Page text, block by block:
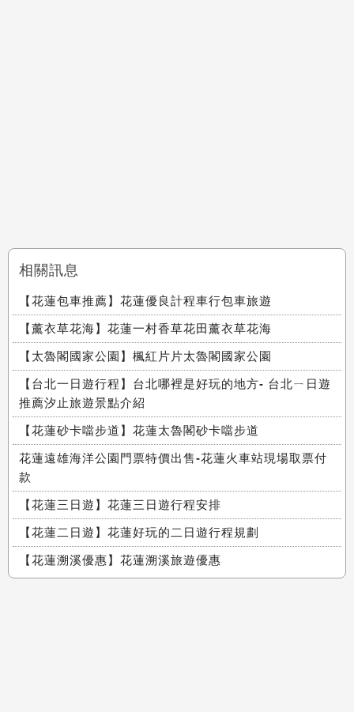
相關訊息
【花蓮包車推薦】花蓮優良計程車行包車旅遊
【薰衣草花海】花蓮一村香草花田薰衣草花海
【太魯閣國家公園】楓紅片片太魯閣國家公園
【台北一日遊行程】台北哪裡是好玩的地方- 台北ㄧ日遊
推薦汐止旅遊景點介紹
【花蓮砂卡噹步道】花蓮太魯閣砂卡噹步道
花蓮遠雄海洋公園門票特價出售-花蓮火車站現場取票付
款
【花蓮三日遊】花蓮三日遊行程安排
【花蓮二日遊】花蓮好玩的二日遊行程規劃
【花蓮溯溪優惠】花蓮溯溪旅遊優惠